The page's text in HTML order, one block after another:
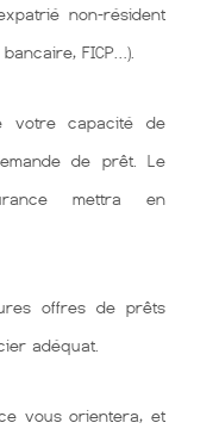
non-résident
FICP…).
votre capacité de
de prêt. Le
mettra en
offres de prêts
adéquat.
vous orientera, et